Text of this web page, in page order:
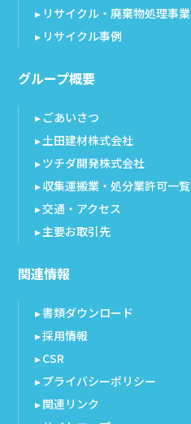
リサイクル・廃棄物処理事業
リサイクル事例
グループ概要
ごあいさつ
土田建材株式会社
ツチダ開発株式会社
収集運搬業・処分業許可一覧
交通・アクセス
主要お取引先
関連情報
書類ダウンロード
採用情報
CSR
プライバシーポリシー
関連リンク